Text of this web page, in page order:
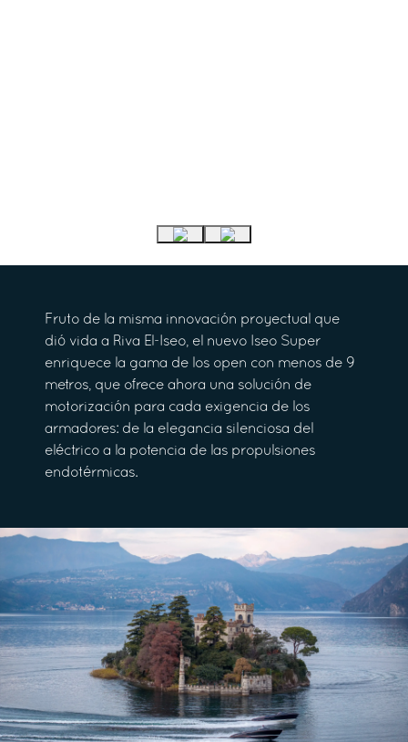
Fruto de la misma innovación proyectual que
dió vida a Riva El-Iseo, el nuevo Iseo Super
enriquece la gama de los open con menos de 9
metros, que ofrece ahora una solución de
motorización para cada exigencia de los
armadores: de la elegancia silenciosa del
eléctrico a la potencia de las propulsiones
endotérmicas.